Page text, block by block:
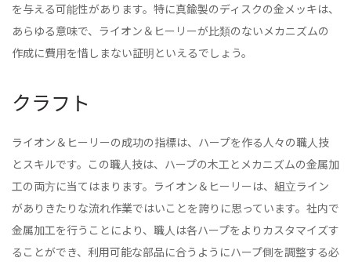
を与える可能性があります。特に真鍮製のディスクの金メッキは、
あらゆる意味で、ライオン＆ヒーリーが比類のないメカニズムの
作成に費用を惜しまない証明といえるでしょう。
クラフト
ライオン＆ヒーリーの成功の指標は、ハープを作る人々の職人技
とスキルです。この職人技は、ハープの木工とメカニズムの金属加
工の両方に当てはまります。ライオン＆ヒーリーは、組立ライン
がありきたりな流れ作業ではいことを誇りに思っています。社内で
金属加工を行うことにより、職人は各ハープをよりカスタマイズす
ることができ、利用可能な部品に合うようにハープ側を調整する必